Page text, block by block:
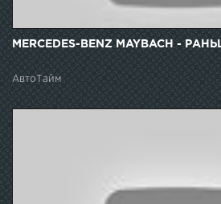
MERCEDES-BENZ MAYBACH -
АвтоТайм